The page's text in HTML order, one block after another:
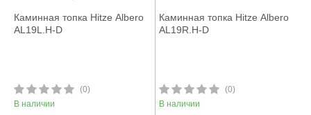
Каминная топка Hitze Albero
AL19L.H-D
(0)
В наличии
Каминная топка Hitze Albero
AL19R.H-D
(0)
В наличии